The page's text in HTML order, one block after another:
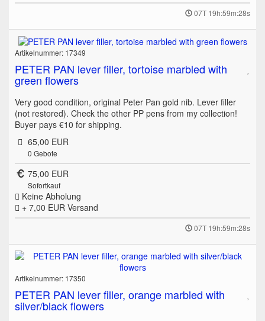
07T 19h:59m:28s
Artikelnummer: 17349
PETER PAN lever filler, tortoise marbled with
green flowers
Very good condition, original Peter Pan gold nib. Lever filler
(not restored). Check the other PP pens from my collection!
Buyer pays €10 for shipping.
65,00 EUR
0 Gebote
75,00 EUR
Sofortkauf
Keine Abholung
+ 7,00 EUR Versand
07T 19h:59m:28s
Artikelnummer: 17350
PETER PAN lever filler, orange marbled with
silver/black flowers